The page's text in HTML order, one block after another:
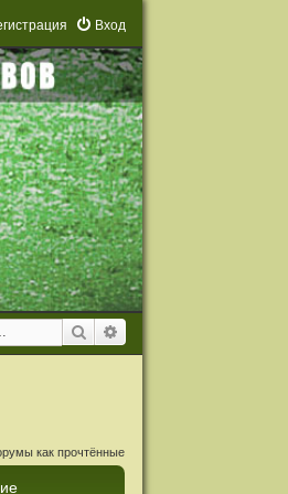
Вход
гистрация
Поиск
как прочтённые